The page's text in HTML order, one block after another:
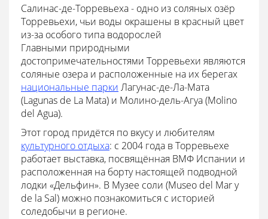
Салинас-де-Торревьеха - одно из соляных озёр
Торревьехи, чьи воды окрашены в красный цвет
из-за особого типа водорослей
Главными природными
достопримечательностями Торревьехи являются
соляные озера и расположенные на их берегах
национальные парки Лагунас-де-Ла-Мата
(Lagunas de La Mata) и Молино-дель-Агуа (Molino
del Agua).
Этот город придётся по вкусу и любителям
культурного отдыха: с 2004 года в Торревьехе
работает выставка, посвящённая ВМФ Испании и
расположенная на борту настоящей подводной
лодки «Дельфин». В Музее соли (Museo del Mar y
de la Sal) можно познакомиться с историей
соледобычи в регионе.